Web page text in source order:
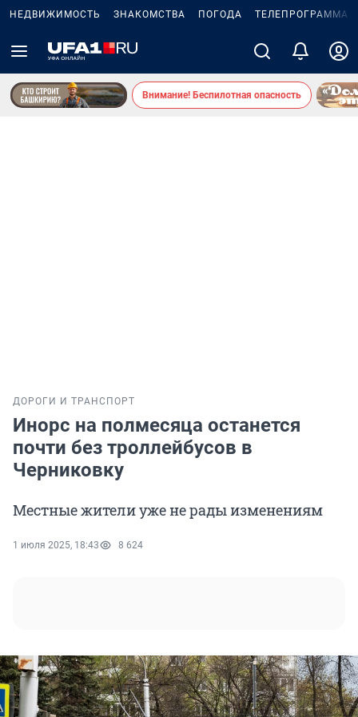
НЕДВИЖИМОСТЬ ЗНАКОМСТВА ПОГОДА ТЕЛЕПРОГРАММА
Внимание! Беспилотная опасность
ДОРОГИ И ТРАНСПОРТ
Инорс на полмесяца останется
почти без троллейбусов в
Черниковку
Местные жители уже не рады изменениям
1 июля 2025, 18:43 8 624